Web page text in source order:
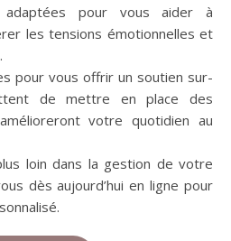
adaptées pour vous aider à
les tensions émotionnelles et
pour vous offrir un soutien sur-
de mettre en place des
votre quotidien au
loin dans la gestion de votre
dès aujourd’hui en ligne pour